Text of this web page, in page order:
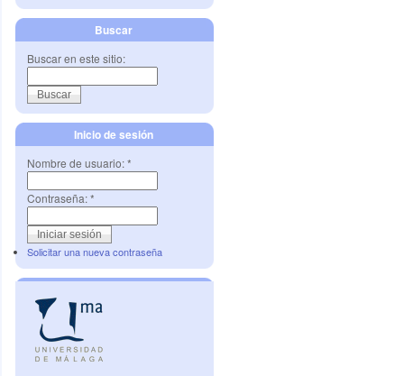
Buscar
Buscar en este sitio:
Inicio de sesión
Nombre de usuario:*
Contraseña:*
Solicitar una nueva contraseña